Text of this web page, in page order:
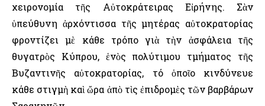
χειρονομία τῆς Αὐτοκράτειρας Εἰρήνης. Σὰν
ὑπεύθυνη ἀρχόντισσα τῆς μητέρας αὐτοκρατορίας
φροντίζει μὲ κάθε τρόπο γιὰ τὴν ἀσφάλεια τῆς
θυγατρὸς Κύπρου, ἑνὸς πολύτιμου τμήματος τῆς
Βυζαντινῆς αὐτοκρατορίας, τό ὁποῖο κινδύνευε
κάθε στιγμὴ καὶ ὤρα ἀπὸ τὶς ἐπιδρομὲς τῶν βαρβάρων